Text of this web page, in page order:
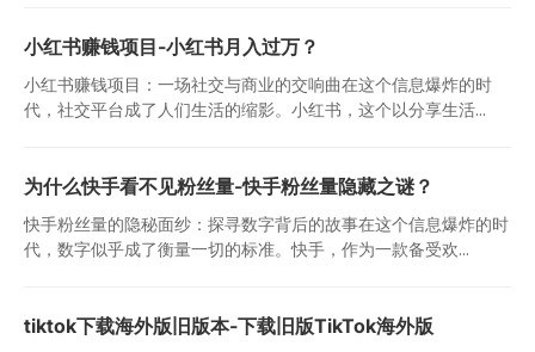
小红书赚钱项目-小红书月入过万？
小红书赚钱项目：一场社交与商业的交响曲在这个信息爆炸的时
代，社交平台成了人们生活的缩影。小红书，这个以分享生活...
为什么快手看不见粉丝量-快手粉丝量隐藏之谜？
快手粉丝量的隐秘面纱：探寻数字背后的故事在这个信息爆炸的时
代，数字似乎成了衡量一切的标准。快手，作为一款备受欢...
tiktok下载海外版旧版本-下载旧版TikTok海外版